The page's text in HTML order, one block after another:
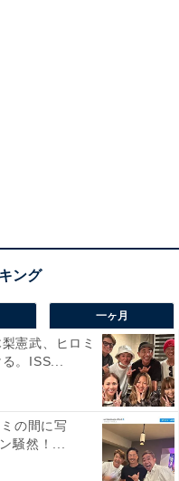
一ヶ月
憲武、ヒロミ
。ISS...
の間に写
騒然！...